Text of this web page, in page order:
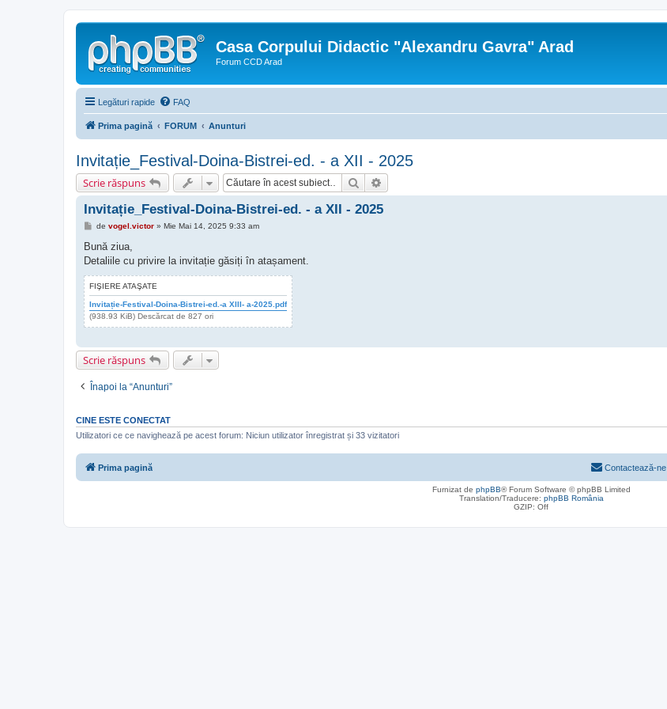
Casa Corpului Didactic "Alexandru Gavra" Arad
Forum CCD Arad
Legături rapide FAQ
Prima pagină FORUM Anunturi
Invitație_Festival-Doina-Bistrei-ed. - a XII - 2025
Scrie răspuns Căutare
Invitație_Festival-Doina-Bistrei-ed. - a XII - 2025
M
s
j
de vogel.victor» Mie Mai 14, 2025 9:33 am
Bună ziua,
Detaliile cu privire la invitație găsiți în atașament.
FIŞIERE ATAŞATE
Invitație-Festival-Doina-Bistrei-ed.-a XIII- a-2025.pdf
(938.93 KiB) Descărcat de 827 ori
Scrie răspuns
Înapoi la “Anunturi”
CINE ESTE CONECTAT
Utilizatori ce ce navighează pe acest forum: Niciun utilizator înregistrat și 33 vizitatori
Prima pagină Contactează-ne
Furnizat de phpBB® Forum Software © phpBB Limited
Translation/Traducere: phpBB România
GZIP: Off